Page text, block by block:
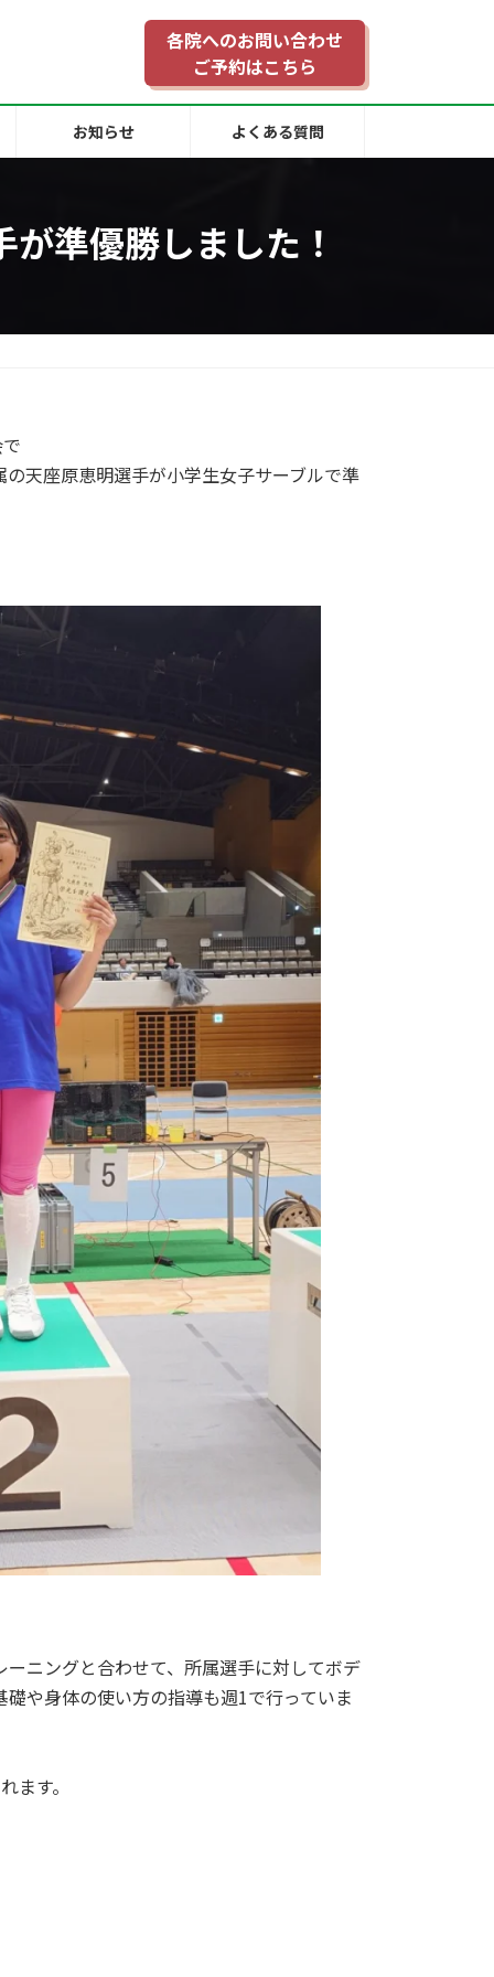
各院へのお問い合わせ
ご予約はこちら
お知らせ よくある質問
準優勝しました！
天座原恵明選手が小学生女子サーブルで準
ニングと合わせて、所属選手に対してボデ
や身体の使い方の指導も週1で行っていま
ます。